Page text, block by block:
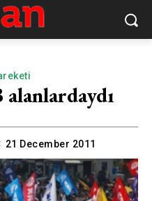
21 December 2011